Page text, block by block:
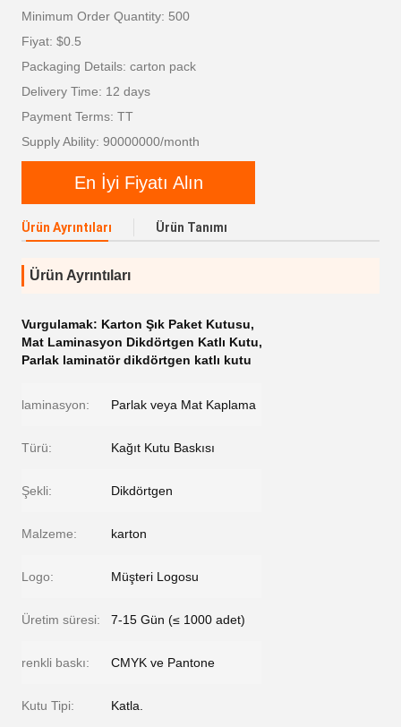
Minimum Order Quantity: 500
Fiyat: $0.5
Packaging Details: carton pack
Delivery Time: 12 days
Payment Terms: TT
Supply Ability: 90000000/month
En İyi Fiyatı Alın
Ürün Ayrıntıları Ürün Tanımı
Ürün Ayrıntıları
Vurgulamak: Karton Şık Paket Kutusu,
Mat Laminasyon Dikdörtgen Katlı Kutu,
Parlak laminatör dikdörtgen katlı kutu
laminasyon: Parlak veya Mat Kaplama
Türü: Kağıt Kutu Baskısı
Şekli: Dikdörtgen
Malzeme: karton
Logo: Müşteri Logosu
Üretim süresi: 7-15 Gün (≤ 1000 adet)
renkli baskı: CMYK ve Pantone
Kutu Tipi: Katla.